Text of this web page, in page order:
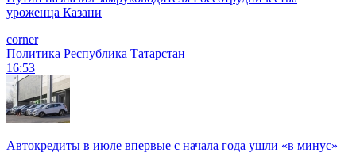
уроженца Казани
corner
Политика Республика Татарстан
16:53
Автокредиты в июле впервые с начала года ушли «в минус»